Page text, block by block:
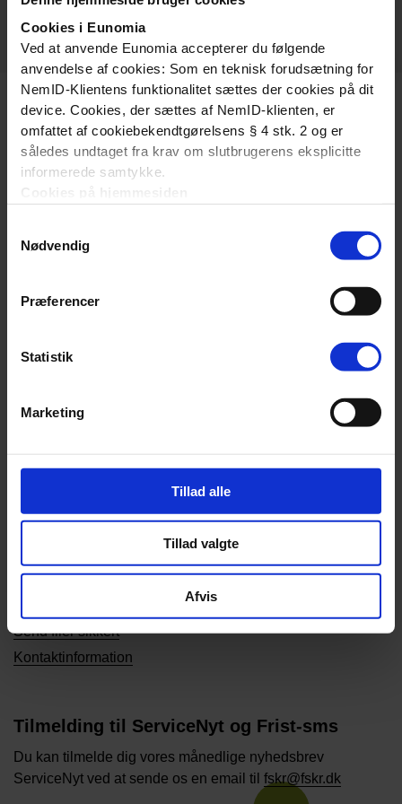
Cookies i Eunomia
Ved at anvende Eunomia accepterer du følgende
anvendelse af cookies: Som en teknisk forudsætning for
NemID-Klientens funktionalitet sættes der cookies på dit
device. Cookies, der sættes af NemID-klienten, er
omfattet af cookiebekendtgørelsens § 4 stk. 2 og er
således undtaget fra krav om slutbrugerens eksplicitte
informerede samtykke.
cookies til at tilpasse vores indhold og annoncer, til at
vise dig funktioner til sociale medier og til at analysere
vores hjemmeside med vores partnere inden for sociale
medier, annonceringspartnere og analysepartnere. Vores
oplysninger, du har givet dem, eller som de har indsamlet
Nødvendig
Præferencer
Statistik
Marketing
Tillad alle
Tillad valgte
Afvis
Om os
Fordelingssekretariatet har til formål at fordele tilskud til
friskoler og private grundskoler i henhold til Lov om
Om os
Vejledninger
Japanvej 36
Send filer sikkert
Kontaktinformation
Tilmelding til ServiceNyt og Frist-sms
Du kan tilmelde dig vores månedlige nyhedsbrev
ServiceNyt ved at sende os en email til fskr@fskr.dk